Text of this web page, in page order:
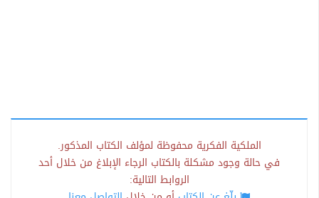
الملكية الفكرية محفوظة لمؤلف الكتاب المذكور.
في حالة وجود مشكلة بالكتاب الرجاء الإبلاغ من خلال أحد
الروابط التالية: